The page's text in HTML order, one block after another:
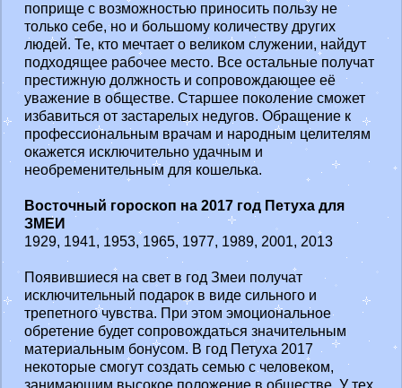
поприще с возможностью приносить пользу не
только себе, но и большому количеству других
людей. Те, кто мечтает о великом служении, найдут
подходящее рабочее место. Все остальные получат
престижную должность и сопровождающее её
уважение в обществе. Старшее поколение сможет
избавиться от застарелых недугов. Обращение к
профессиональным врачам и народным целителям
окажется исключительно удачным и
необременительным для кошелька.
Восточный гороскоп на 2017 год Петуха для
ЗМЕИ
1929, 1941, 1953, 1965, 1977, 1989, 2001, 2013
Появившиеся на свет в год Змеи получат
исключительный подарок в виде сильного и
трепетного чувства. При этом эмоциональное
обретение будет сопровождаться значительным
материальным бонусом. В год Петуха 2017
некоторые смогут создать семью с человеком,
занимающим высокое положение в обществе. У тех,